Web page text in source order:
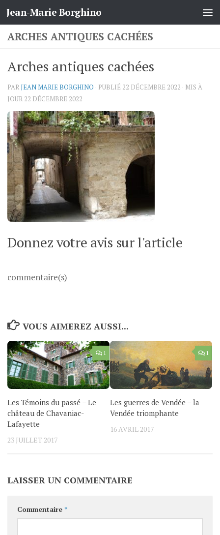
Skip to content
Jean-Marie Borghino
ARCHES ANTIQUES CACHÉES
Arches antiques cachées
PARJEAN MARIE BORGHINO · PUBLIÉ 22 DÉCEMBRE 2022 · MIS À
JOUR 22 DÉCEMBRE 2022
Donnez votre avis sur l'article
commentaire(s)
VOUS AIMEREZ AUSSI...
1
Les Témoins du passé – Le
château de Chavaniac-
Lafayette
23 JUILLET 2017
1
Les guerres de Vendée – la
Vendée triomphante
16 AVRIL 2017
LAISSER UN COMMENTAIRE
Commentaire *